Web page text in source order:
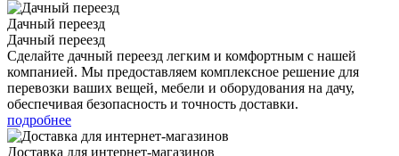
Дачный переезд
Дачный переезд
Сделайте дачный переезд легким и комфортным с нашей
компанией. Мы предоставляем комплексное решение для
перевозки ваших вещей, мебели и оборудования на дачу,
обеспечивая безопасность и точность доставки.
подробнее
Доставка для интернет-магазинов